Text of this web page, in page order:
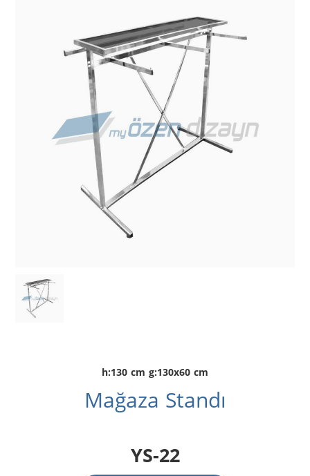
h:130 cm g:130x60 cm
Mağaza Standı
YS-22